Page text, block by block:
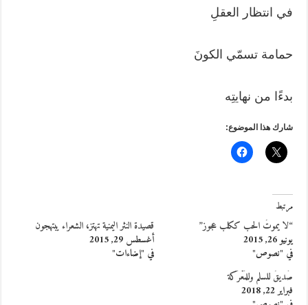
في انتظار العقلِ
حمامة تسمّي الكونَ
بدءًا من نهايتِه
شارك هذا الموضوع:
مرتبط
“لا يموتُ الحب ككلب عجوز”
يونيو 26, 2015
في "نصوص"
قصيدة النثر اليمنية تهتز، الشعراء يبتهجون
أغسطس 29, 2015
في "إضاءات"
صَديقٌ للسلم وللمَعْرَكة
فبراير 22, 2018